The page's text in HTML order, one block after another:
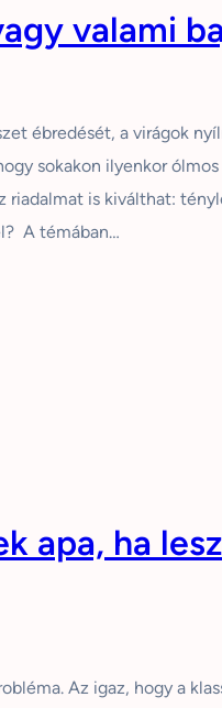
valami
ébredését, a virágok
sokakon ilyenkor ólmos
is kiválthat:
A témában…
apa, ha
Az igaz, hogy a